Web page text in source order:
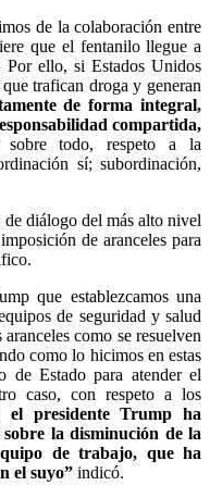
de la colaboración entre
que el fentanilo llegue a
Por ello, si Estados Unidos
trafican droga y generan
de forma integral,
compartida,
todo, respeto a la
sí; subordinación,
diálogo del más alto nivel
de aranceles para
que establezcamos una
de seguridad y salud
como se resuelven
como lo hicimos en estas
de Estado para atender el
caso, con respeto a los
presidente Trump ha
sobre la disminución de la
de trabajo, que ha
el suyo” indicó.